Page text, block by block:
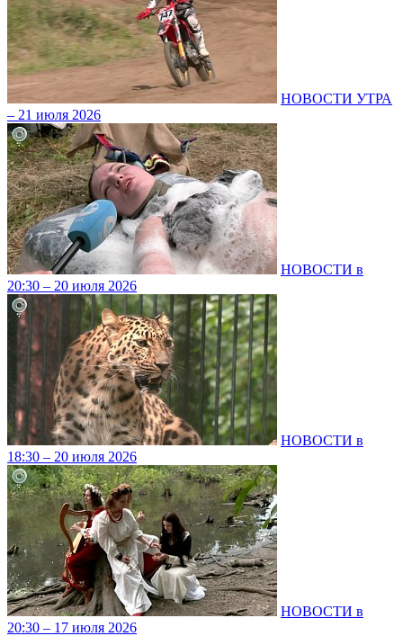
НОВОСТИ УТРА
– 21 июля 2026
НОВОСТИ в
20:30 – 20 июля 2026
НОВОСТИ в
18:30 – 20 июля 2026
НОВОСТИ в
20:30 – 17 июля 2026